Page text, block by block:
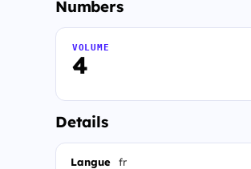
Numbers
4
VOLUME
Details
Langue fr